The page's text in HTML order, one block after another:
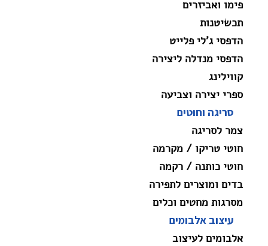
פימו ואביזרים
תכשיטנות
הדפסי ג'לי פלייט
הדפסי מנדלה ליצירה
קווילינג
ספרי יצירה וצביעה
סריגה וחוטים
צמר לסריגה
חוטי טריקו / מקרמה
חוטי כותנה / רקמה
בדים ומוצרים לתפירה
מסרגות מחטים וכלים
עיצוב אלבומים
אלבומים לעיצוב